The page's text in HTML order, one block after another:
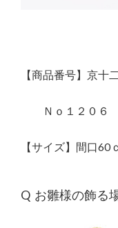
【商品番号】京
Ｎｏ１２０６
【サイズ】間口
Q お雛様の飾る